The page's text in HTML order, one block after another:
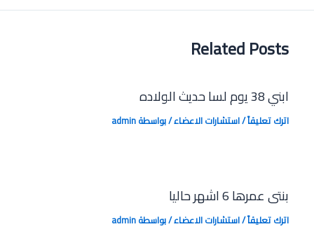
Related Posts
ابني 38 يوم لسا حديث الولاده
اترك تعليقاً/استشارات الاعضاء/ بواسطةadmin
بنتى عمرها 6 اشهر حاليا
اترك تعليقاً/استشارات الاعضاء/ بواسطةadmin